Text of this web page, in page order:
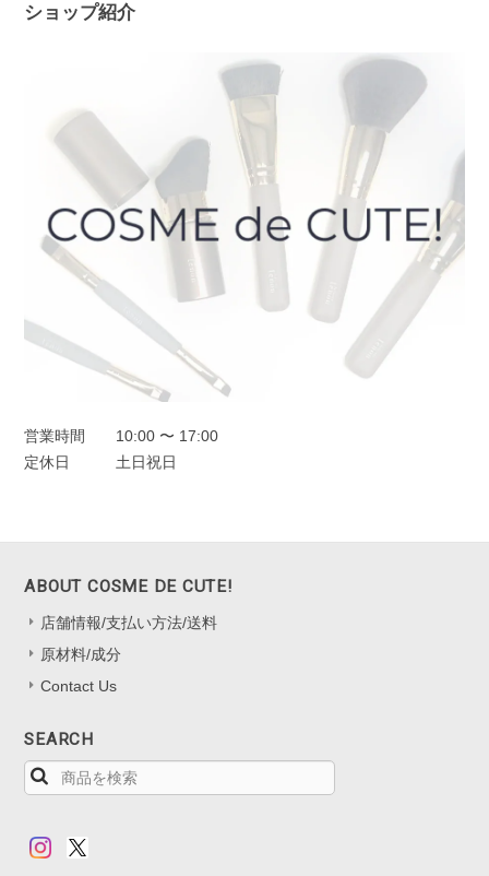
ショップ紹介
営業時間
10:00 〜 17:00
定休日
土日祝日
ABOUT COSME DE CUTE!
店舗情報/支払い方法/送料
原材料/成分
Contact Us
SEARCH